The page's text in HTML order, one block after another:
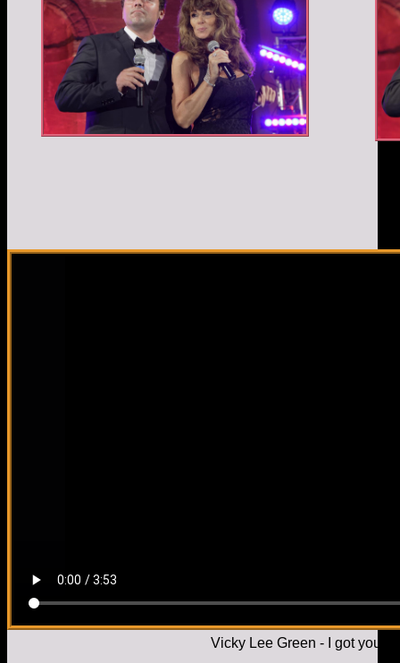
Vicky Lee Green - I got you